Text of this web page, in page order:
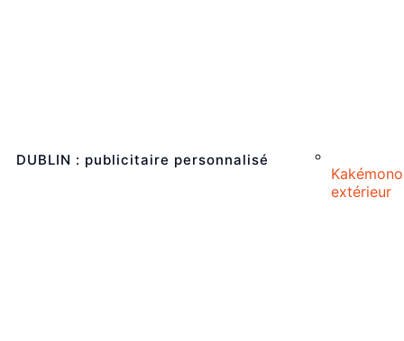
Kakémono
extérieur
DUBLIN : publicitaire personnalisé